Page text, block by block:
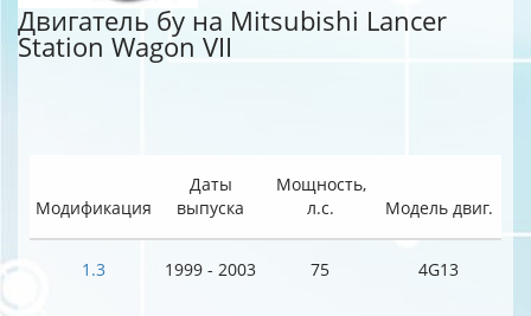
Двигатель бу на Mitsubishi Lancer
Station Wagon VII
Модификация
Даты
выпуска
Мощность,
л.с.
Модель двиг.
1.3 1999 - 2003 75 4G13